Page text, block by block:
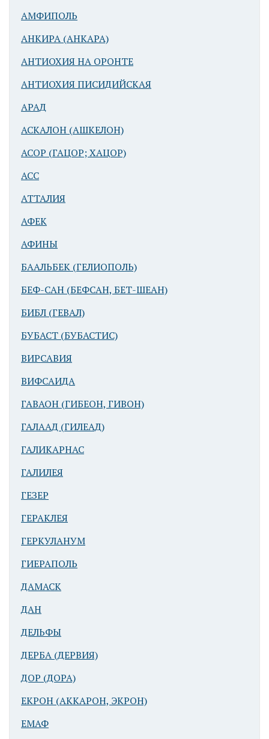
АМФИПОЛЬ
АНКИРА (АНКАРА)
АНТИОХИЯ НА ОРОНТЕ
АНТИОХИЯ ПИСИДИЙСКАЯ
АРАД
АСКАЛОН (АШКЕЛОН)
АСОР (ГАЦОР; ХАЦОР)
АСС
АТТАЛИЯ
АФЕК
АФИНЫ
БААЛЬБЕК (ГЕЛИОПОЛЬ)
БЕФ-САН (БЕФСАН, БЕТ-ШЕАН)
БИБЛ (ГЕВАЛ)
БУБАСТ (БУБАСТИС)
ВИРСАВИЯ
ВИФСАИДА
ГАВАОН (ГИБЕОН, ГИВОН)
ГАЛААД (ГИЛЕАД)
ГАЛИКАРНАС
ГАЛИЛЕЯ
ГЕЗЕР
ГЕРАКЛЕЯ
ГЕРКУЛАНУМ
ГИЕРАПОЛЬ
ДАМАСК
ДАН
ДЕЛЬФЫ
ДЕРБА (ДЕРВИЯ)
ДОР (ДОРА)
ЕКРОН (АККАРОН, ЭКРОН)
ЕМАФ